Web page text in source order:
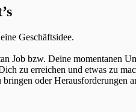
Geschäftsidee.
Job bzw. Deine momentanen
zu erreichen und etwas zu
oder Herausforderungen